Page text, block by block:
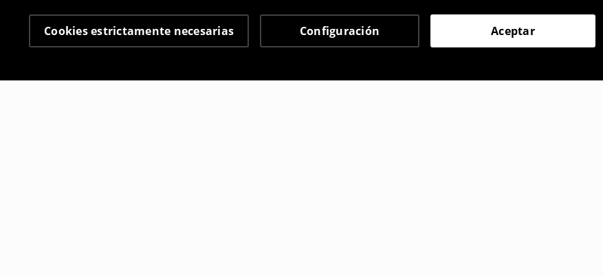
Cookies estrictamente necesarias Configuración Aceptar